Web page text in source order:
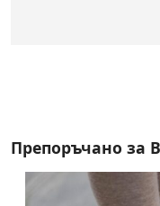
Препоръчано за